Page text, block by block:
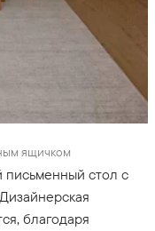
ящичком
письменный стол с
благодаря